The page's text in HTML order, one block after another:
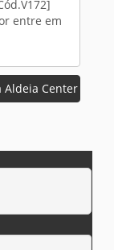
Aldeia Center